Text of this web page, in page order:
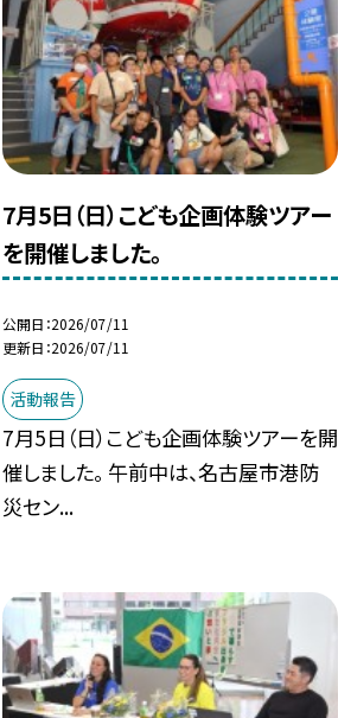
7月5日（日）こども企画体験ツアー
を開催しました。
公開日 2026/07/11
更新日 2026/07/11
活動報告
7月5日（日）こども企画体験ツアーを開
催しました。 午前中は、名古屋市港防
災セン...